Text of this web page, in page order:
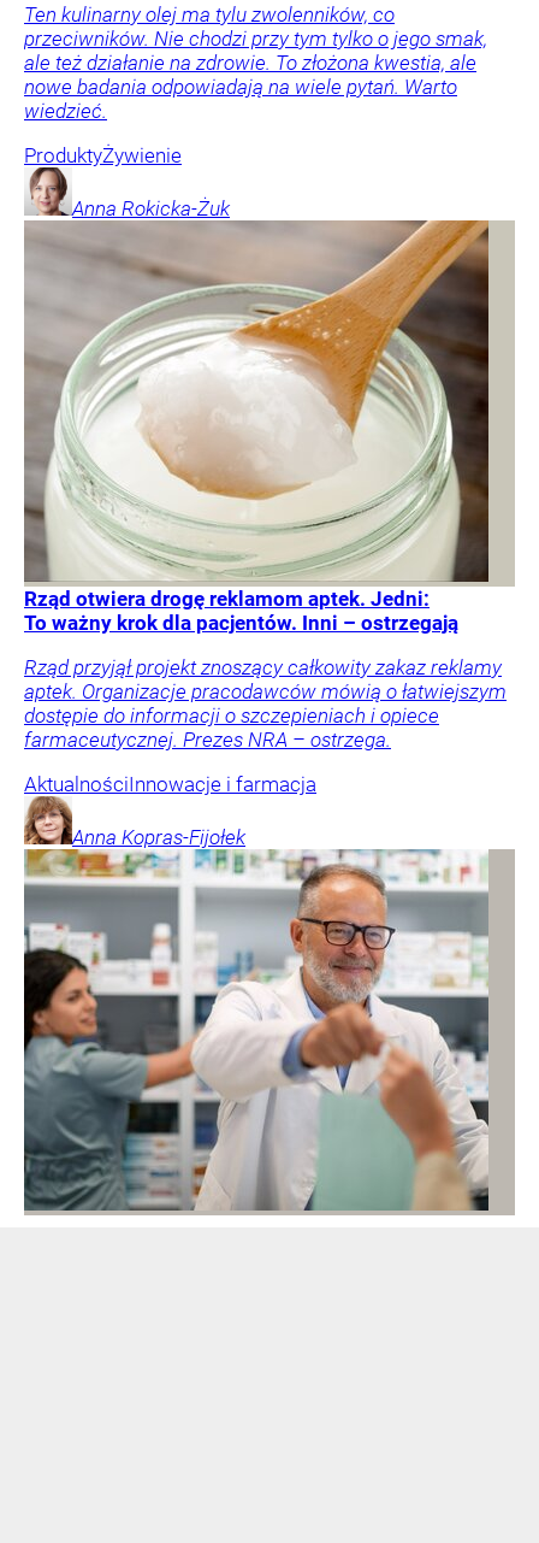
Ten kulinarny olej ma tylu zwolenników, co
przeciwników. Nie chodzi przy tym tylko o jego smak,
ale też działanie na zdrowie. To złożona kwestia, ale
nowe badania odpowiadają na wiele pytań. Warto
wiedzieć.
ProduktyŻywienie
Anna Rokicka-Żuk
Rząd otwiera drogę reklamom aptek. Jedni:
To ważny krok dla pacjentów. Inni – ostrzegają
Rząd przyjął projekt znoszący całkowity zakaz reklamy
aptek. Organizacje pracodawców mówią o łatwiejszym
dostępie do informacji o szczepieniach i opiece
farmaceutycznej. Prezes NRA – ostrzega.
AktualnościInnowacje i farmacja
Anna Kopras-Fijołek